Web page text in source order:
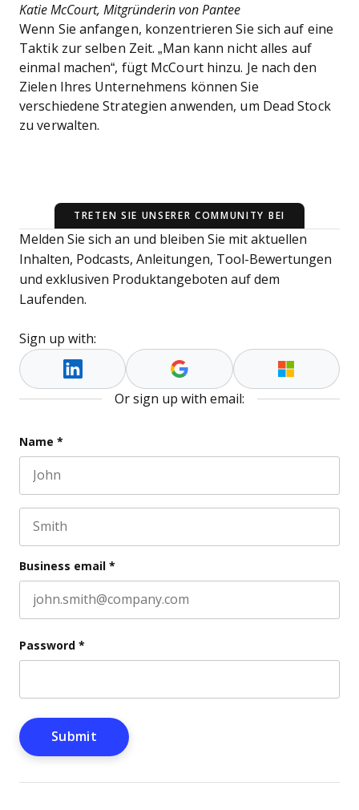
Katie McCourt, Mitgründerin von Pantee
Wenn Sie anfangen, konzentrieren Sie sich auf eine
Taktik zur selben Zeit. „Man kann nicht alles auf
einmal machen“, fügt McCourt hinzu. Je nach den
Zielen Ihres Unternehmens können Sie
verschiedene Strategien anwenden, um Dead Stock
zu verwalten.
TRETEN SIE UNSERER COMMUNITY BEI
Melden Sie sich an und bleiben Sie mit aktuellen
Inhalten, Podcasts, Anleitungen, Tool-Bewertungen
und exklusiven Produktangeboten auf dem
Laufenden.
Sign up with:
Or sign up with email:
X/Twitter
This field is for validation purposes and should be
Name *
Business email *
Password *